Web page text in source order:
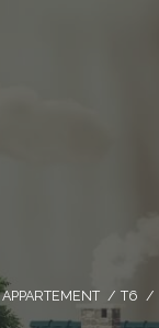
APPARTEMENT T6